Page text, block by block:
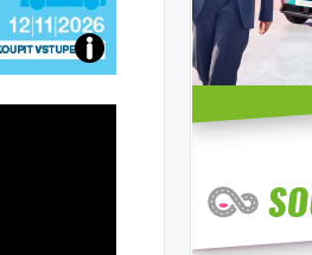
Přijďte